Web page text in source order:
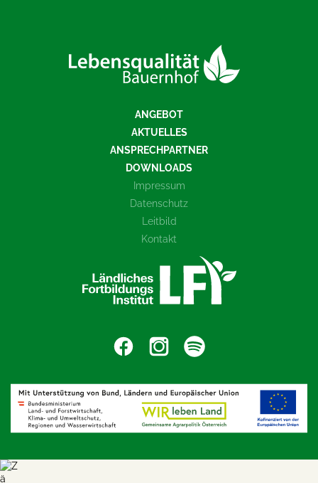
ANGEBOT
AKTUELLES
ANSPRECHPARTNER
DOWNLOADS
Impressum
Datenschutz
Leitbild
Kontakt